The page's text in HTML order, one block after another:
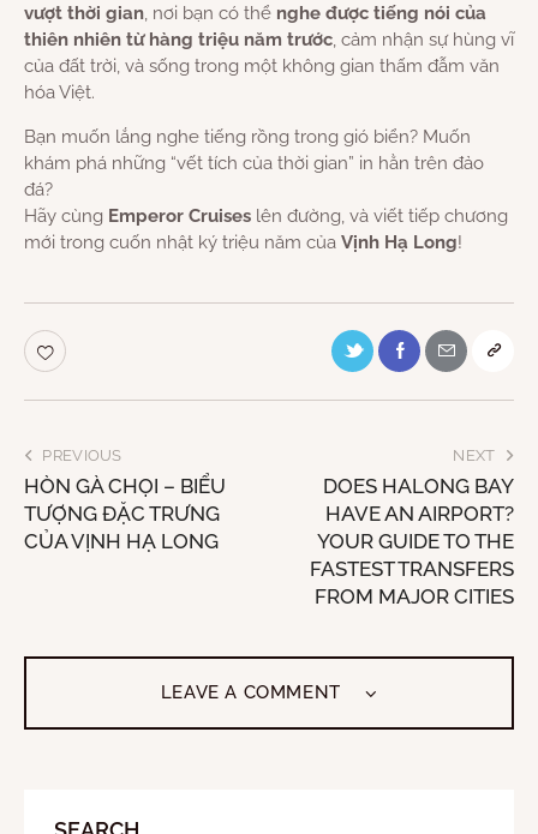
vượt thời gian, nơi bạn có thể nghe được tiếng nói của
thiên nhiên từ hàng triệu năm trước, cảm nhận sự hùng vĩ
của đất trời, và sống trong một không gian thấm đẫm văn
hóa Việt.
Bạn muốn lắng nghe tiếng rồng trong gió biển? Muốn
khám phá những “vết tích của thời gian” in hằn trên đảo
đá?
Hãy cùng Emperor Cruises lên đường, và viết tiếp chương
mới trong cuốn nhật ký triệu năm của Vịnh Hạ Long!
PREVIOUS
HÒN GÀ CHỌI – BIỂU
TƯỢNG ĐẶC TRƯNG
CỦA VỊNH HẠ LONG
NEXT
DOES HALONG BAY
HAVE AN AIRPORT?
YOUR GUIDE TO THE
FASTEST TRANSFERS
FROM MAJOR CITIES
LEAVE A COMMENT